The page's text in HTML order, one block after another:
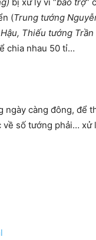
(Trung tướng
Thiếu tướng
chia nhau 50 tỉ…
càng đông, để
số tướng phải…